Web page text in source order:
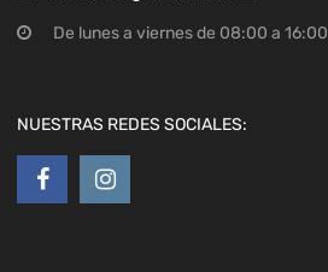
De lunes a viernes de 08:00 a 16:00
NUESTRAS REDES SOCIALES: